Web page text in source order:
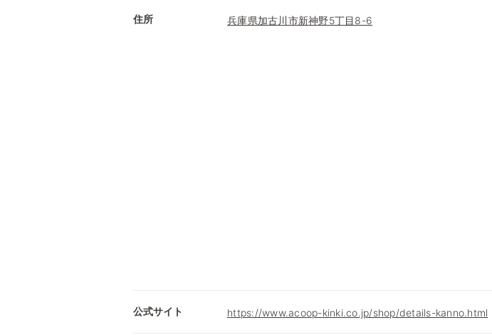
住所 兵庫県加古川市新神野5丁目8-6
公式サイト https://www.acoop-kinki.co.jp/shop/details-kanno.html